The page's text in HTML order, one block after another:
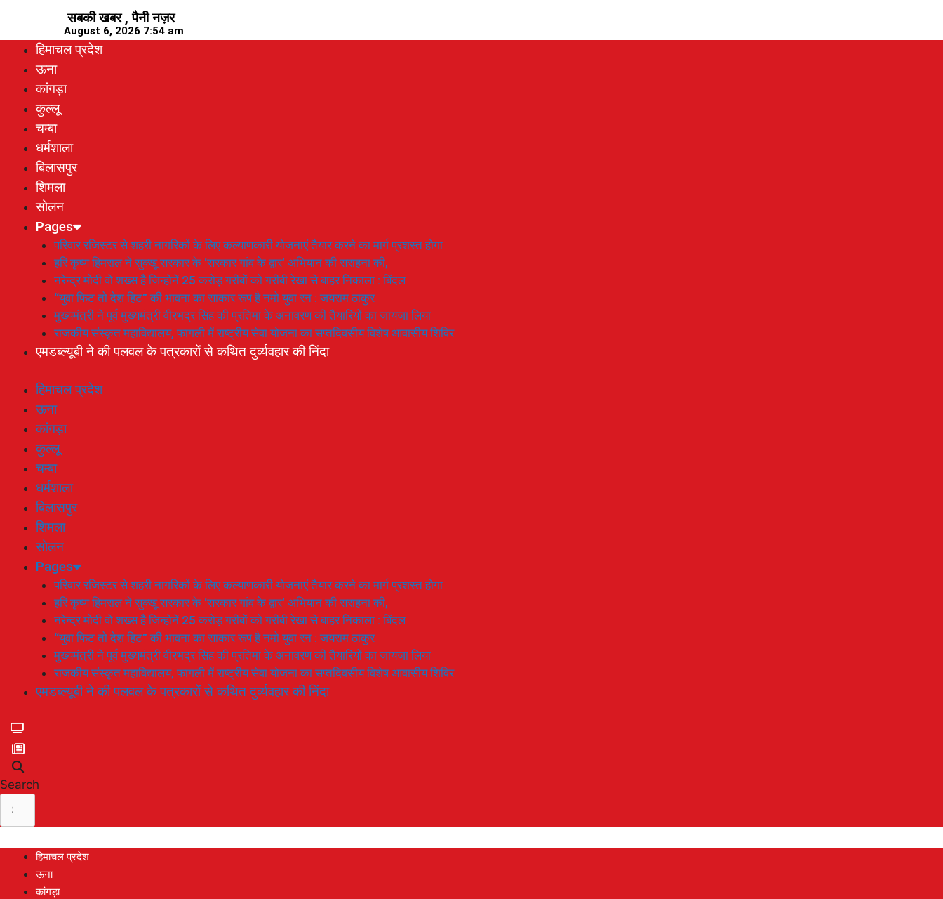
content
सबकी खबर , पैनी नज़र
August 6, 2026 7:54 am
हिमाचल प्रदेश
ऊना
कांगड़ा
कुल्लू
चम्बा
धर्मशाला
बिलासपुर
शिमला
सोलन
Pages
परिवार रजिस्टर से शहरी नागरिकों के लिए कल्याणकारी योजनाएं तैयार करने का मार्ग प्रशस्त होगा
हरि कृष्ण हिमराल ने सुक्खू सरकार के ‘सरकार गांव के द्वार’ अभियान की सराहना की,
नरेन्द्र मोदी वो शख्स है जिन्होनें 25 करोड़ गरीबों को गरीबी रेखा से बाहर निकाला : बिंदल
“युवा फिट तो देश हिट” की भावना का साकार रूप है नमो युवा रन : जयराम ठाकुर
मुख्यमंत्री ने पूर्व मुख्यमंत्री वीरभद्र सिंह की प्रतिमा के अनावरण की तैयारियों का जायजा लिया
राजकीय संस्कृत महाविद्यालय, फागली में राष्ट्रीय सेवा योजना का सप्तदिवसीय विशेष आवासीय शिविर
एमडब्ल्यूबी ने की पलवल के पत्रकारों से कथित दुर्व्यवहार की निंदा
हिमाचल प्रदेश
ऊना
कांगड़ा
कुल्लू
चम्बा
धर्मशाला
बिलासपुर
शिमला
सोलन
Pages
परिवार रजिस्टर से शहरी नागरिकों के लिए कल्याणकारी योजनाएं तैयार करने का मार्ग प्रशस्त होगा
हरि कृष्ण हिमराल ने सुक्खू सरकार के ‘सरकार गांव के द्वार’ अभियान की सराहना की,
नरेन्द्र मोदी वो शख्स है जिन्होनें 25 करोड़ गरीबों को गरीबी रेखा से बाहर निकाला : बिंदल
“युवा फिट तो देश हिट” की भावना का साकार रूप है नमो युवा रन : जयराम ठाकुर
मुख्यमंत्री ने पूर्व मुख्यमंत्री वीरभद्र सिंह की प्रतिमा के अनावरण की तैयारियों का जायजा लिया
राजकीय संस्कृत महाविद्यालय, फागली में राष्ट्रीय सेवा योजना का सप्तदिवसीय विशेष आवासीय शिविर
एमडब्ल्यूबी ने की पलवल के पत्रकारों से कथित दुर्व्यवहार की निंदा
Search
हिमाचल प्रदेश
ऊना
कांगड़ा